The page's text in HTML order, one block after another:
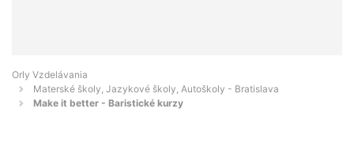
Orly Vzdelávania
Materské školy, Jazykové školy, Autoškoly - Bratislava
Make it better - Baristické kurzy